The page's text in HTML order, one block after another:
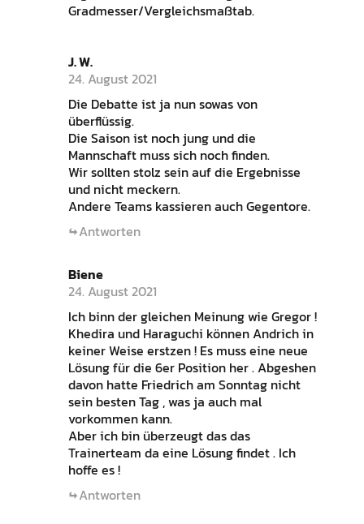
Gradmesser/Vergleichsmaßtab.
J. W.
24. August 2021
Die Debatte ist ja nun sowas von
überflüssig.
Die Saison ist noch jung und die
Mannschaft muss sich noch finden.
Wir sollten stolz sein auf die Ergebnisse
und nicht meckern.
Andere Teams kassieren auch Gegentore.
Antworten
Biene
24. August 2021
Ich binn der gleichen Meinung wie Gregor !
Khedira und Haraguchi können Andrich in
keiner Weise erstzen ! Es muss eine neue
Lösung für die 6er Position her . Abgeshen
davon hatte Friedrich am Sonntag nicht
sein besten Tag , was ja auch mal
vorkommen kann.
Aber ich bin überzeugt das das
Trainerteam da eine Lösung findet . Ich
hoffe es !
Antworten